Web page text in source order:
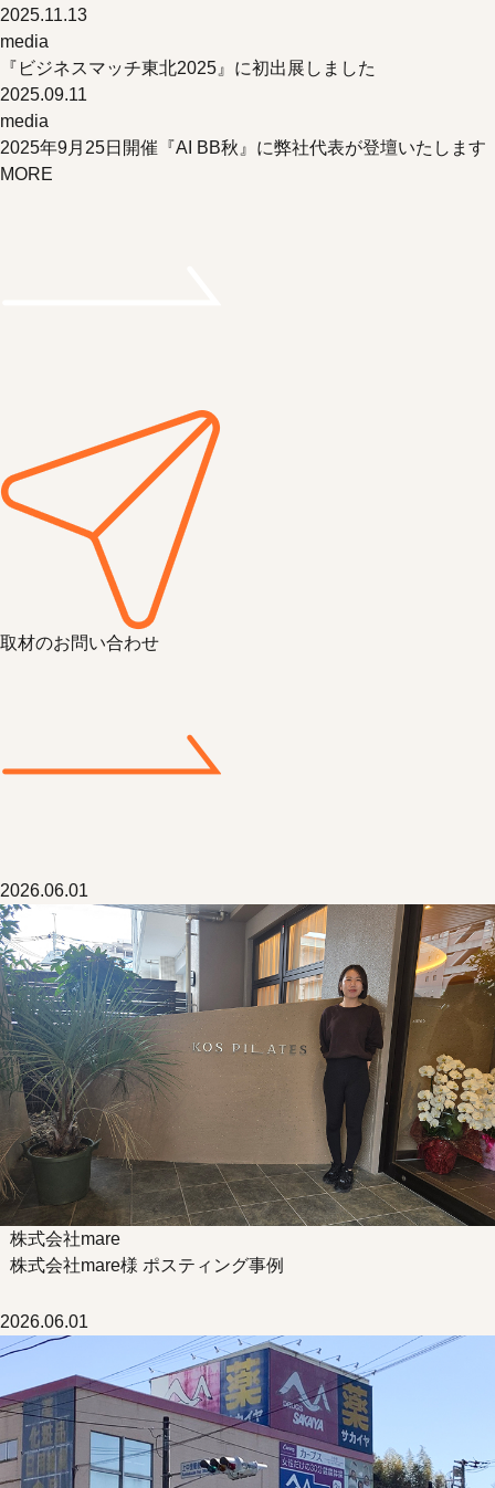
2025.11.13
media
『ビジネスマッチ東北2025』に初出展しました
2025.09.11
media
2025年9月25日開催『AI BB秋』に弊社代表が登壇いたします
MORE
取材のお問い合わせ
2026.06.01
株式会社mare
株式会社mare様 ポスティング事例
2026.06.01